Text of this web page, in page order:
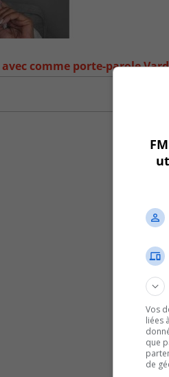
comme porte-parole
Vos
liées
que
de